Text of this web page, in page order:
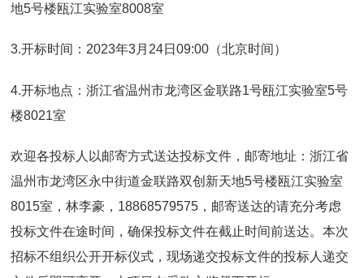
地5号楼瓯江实验室8008室
3.开标时间：2023年3月24日09:00（北京时间）
4.开标地点：浙江省温州市龙湾区金联路1号瓯江实验室5号
楼8021室
欢迎各投标人以邮寄方式送达投标文件，邮寄地址：浙江省
温州市龙湾区永中街道金联路双创新天地5号楼瓯江实验室
8015室，林李豪，18868579575，邮寄送达的请充分考虑
投标文件在途时间，确保投标文件在截止时间前送达。本次
招标不组织公开开标仪式，现场递交投标文件的投标人递交